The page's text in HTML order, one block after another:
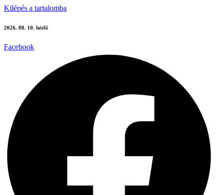
Kilépés a tartalomba
2026. 08. 10. hétfő
Facebook